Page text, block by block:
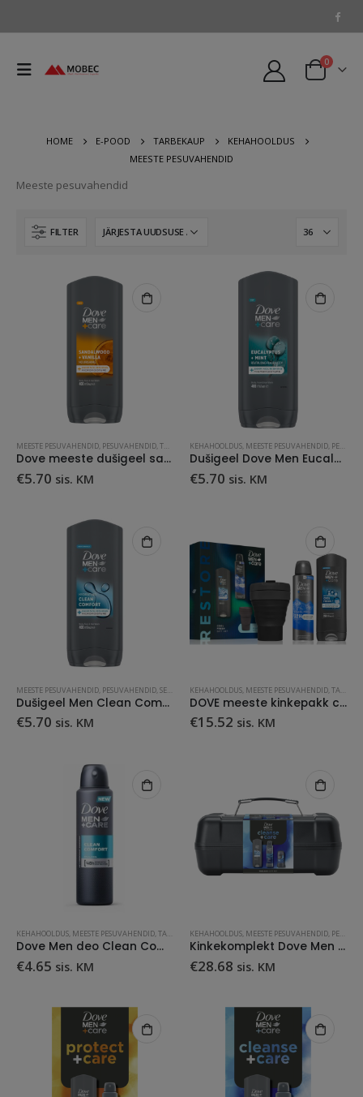
0
HOME E-POOD TARBEKAUP
KEHAHOOLDUS
MEESTE PESUVAHENDID
Meeste pesuvahendid
FILTER
MEESTE PESUVAHENDID, PESUVAHENDID,TARBEKAUP
Dove meeste dušigeel sandlipuu ja vaniljega 400 ml
€5.70 sis. KM
KEHAHOOLDUS, MEESTE PESUVAHENDID, PESUVAHENDID
Dušigeel Dove Men Eucalyptus+Mint 400ml
€5.70 sis. KM
MEESTE PESUVAHENDID, PESUVAHENDID,SEEBID TARBEKAUP
Dušigeel Men Clean Comfort 400ml
€5.70 sis. KM
KEHAHOOLDUS, MEESTE PESUVAHENDID,TARBEKAUP
DOVE meeste kinkepakk cool fresh dg, deo ja kokkupandav tops
€15.52 sis. KM
KEHAHOOLDUS, MEESTE PESUVAHENDID,TARBEKAUP
Dove Men deo Clean Comfort 150 ml
€4.65 sis. KM
KEHAHOOLDUS, MEESTE PESUVAHENDID, PESUVAHENDID
Kinkekomplekt Dove Men Cleanse+ tööriista karp
€28.68 sis. KM